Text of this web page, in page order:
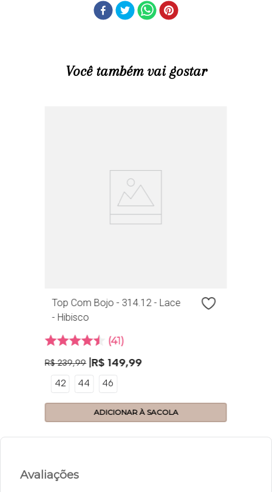
Você também vai gostar
Top Com Bojo - 314.12 - Lace
- Hibisco
41
R$ 239,99 R$ 149,99
42 44 46
ADICIONAR À SACOLA
Avaliações